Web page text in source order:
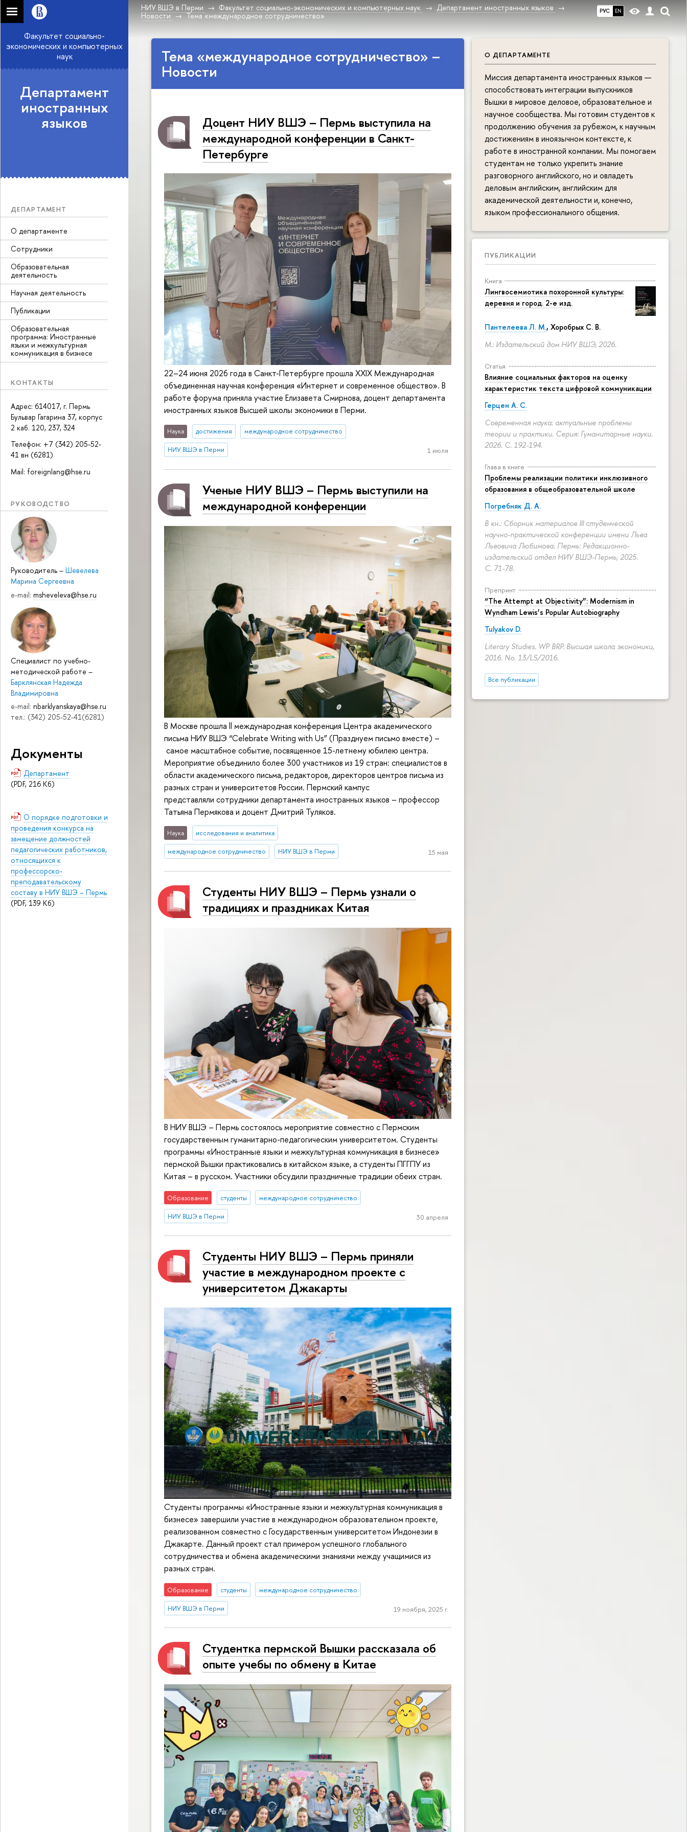
РУС EN
НИУ ВШЭ в Перми Факультет социально-экономических и компьютерных наук
Департамент иностранных языков
Новости
Тема «международное сотрудничество»
Факультет социально-
экономических и компьютерных
наук
Департамент
иностранных
языков
ДЕПАРТАМЕНТ
О департаменте
Сотрудники
Образовательная
деятельность
Научная деятельность
Публикации
Образовательная
программа: Иностранные
языки и межкультурная
коммуникация в бизнесе
КОНТАКТЫ
Адрес: 614017, г. Пермь
Бульвар Гагарина 37, корпус
2 каб. 120, 237, 324
Телефон: +7 (342) 205-52-
41 вн (6281)
Mail: foreignlang@hse.ru
РУКОВОДСТВО
Руководитель – Шевелева
Марина Сергеевна
e-mail: msheveleva@hse.ru
Специалист по учебно-
методической работе –
Барклянская Надежда
Владимировна
e-mail: nbarklyanskaya@hse.ru
тел.: (342) 205-52-41(6281)
Документы
Департамент
(PDF, 216 Кб)
О порядке подготовки и
проведения конкурса на
замещение должностей
педагогических работников,
относящихся к
профессорско-
преподавательскому
составу в НИУ ВШЭ – Пермь
(PDF, 139 Кб)
О ДЕПАРТАМЕНТЕ
Миссия департамента иностранных языков —
способствовать интеграции выпускников
Вышки в мировое деловое, образовательное и
научное сообщества. Мы готовим студентов к
продолжению обучения за рубежом, к научным
достижениям в иноязычном контексте, к
работе в иностранной компании. Мы помогаем
студентам не только укрепить знание
разговорного английского, но и овладеть
деловым английским, английским для
академической деятельности и, конечно,
языком профессионального общения.
ПУБЛИКАЦИИ
Книга
Лингвосемиотика похоронной культуры:
деревня и город. 2-е изд.
Пантелеева Л. М., Хоробрых С. В.
М.: Издательский дом НИУ ВШЭ, 2026.
Статья
Влияние социальных факторов на оценку
характеристик текста цифровой коммуникации
Герцен А. С.
Современная наука: актуальные проблемы
теории и практики. Серия: Гуманитарные науки.
2026. С. 192-194.
Глава в книге
Проблемы реализации политики инклюзивного
образования в общеобразовательной школе
Погребняк Д. А.
В кн.: Сборник материалов III студенческой
научно-практической конференции имени Льва
Львовича Любимова. Пермь: Редакционно-
издательский отдел НИУ ВШЭ-Пермь, 2025.
С. 71-78.
Препринт
“The Attempt at Objectivity”: Modernism in
Wyndham Lewis’s Popular Autobiography
Tulyakov D.
Literary Studies. WP BRP. Высшая школа экономики,
2016. No. 13/LS/2016.
Все публикации
Тема «международное сотрудничество» –
Новости
Доцент НИУ ВШЭ – Пермь выступила на
международной конференции в Санкт-
Петербурге
22–24 июня 2026 года в Санкт-Петербурге прошла XXIX Международная
объединенная научная конференция «Интернет и современное общество». В
работе форума приняла участие Елизавета Смирнова, доцент департамента
иностранных языков Высшей школы экономики в Перми.
Наука достижения международное сотрудничество
НИУ ВШЭ в Перми 1 июля
Ученые НИУ ВШЭ – Пермь выступили на
международной конференции
В Москве прошла ll международная конференция Центра академического
письма НИУ ВШЭ “Celebrate Writing with Us” (Празднуем письмо вместе) –
самое масштабное событие, посвященное 15-летнему юбилею центра.
Мероприятие объединило более 300 участников из 19 стран: специалистов в
области академического письма, редакторов, директоров центров письма из
разных стран и университетов России. Пермский кампус
представляли сотрудники департамента иностранных языков – профессор
Татьяна Пермякова и доцент Дмитрий Туляков.
Наука исследования и аналитика
международное сотрудничество НИУ ВШЭ в Перми 15 мая
Студенты НИУ ВШЭ – Пермь узнали о
традициях и праздниках Китая
В НИУ ВШЭ – Пермь состоялось мероприятие совместно с Пермским
государственным гуманитарно-педагогическим университетом. Студенты
программы «Иностранные языки и межкультурная коммуникация в бизнесе»
пермской Вышки практиковались в китайском языке, а студенты ПГГПУ из
Китая – в русском. Участники обсудили праздничные традиции обеих стран.
Образование студенты международное сотрудничество
НИУ ВШЭ в Перми 30 апреля
Студенты НИУ ВШЭ – Пермь приняли
участие в международном проекте с
университетом Джакарты
Студенты программы «Иностранные языки и межкультурная коммуникация в
бизнесе» завершили участие в международном образовательном проекте,
реализованном совместно с Государственным университетом Индонезии в
Джакарте. Данный проект стал примером успешного глобального
сотрудничества и обмена академическими знаниями между учащимися из
разных стран.
Образование студенты международное сотрудничество
НИУ ВШЭ в Перми 19 ноября, 2025 г.
Студентка пермской Вышки рассказала об
опыте учебы по обмену в Китае